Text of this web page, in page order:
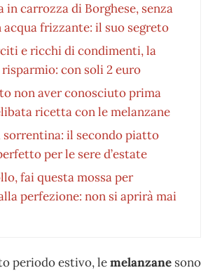
in carrozza di Borghese, senza
acqua frizzante: il suo segreto
e ricchi di condimenti, la
con soli 2 euro
non aver conosciuto prima
ricetta con le melanzane
sorrentina: il secondo piatto
per le sere d’estate
fai questa mossa per
perfezione: non si aprirà mai
periodo estivo, lemelanzane sono